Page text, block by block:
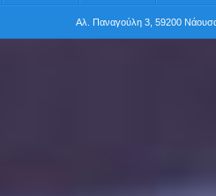
Αλ. Παναγούλη 3, 59200